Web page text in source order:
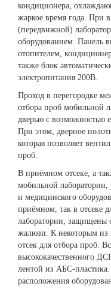
кондиционера,
жаркое время года. При
(передвижной)
оборудованием. Панель
отопителем,
также блок
электропитания 200В.
Проход в перегородке
отбора проб мобильной
дверью с возможностью
При этом, дверное
которая позволяет
проб.
В приёмном отсеке, а
мобильной
и медицинского
приёмном, так в отсеке
лаборатории, защищены
жалюзи. К некоторым из
отсек для отбора проб.
высококачественного
лентой из АБС-
расположения